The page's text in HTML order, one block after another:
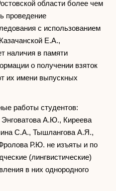
области более чем
проведение
с использованием
Е.А.,
наличия в памяти
о получении взяток
их имени выпускных
работы студентов:
А.Ю., Киреева
С.А., Тышлангова А.Я.,
Р.Ю. не изъяты и по
(лингвистические)
в них однородного